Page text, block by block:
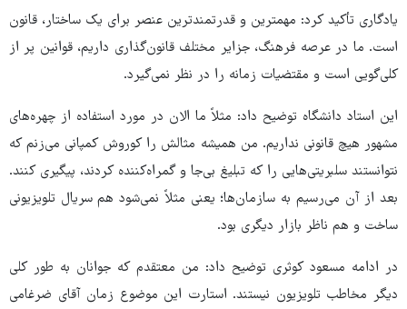
یادگاری تأکید کرد: مهمترین و قدرتمندترین عنصر برای یک ساختار، قانون
است. ما در عرصه فرهنگ، جزایر مختلف قانون‌گذاری داریم، قوانین پر از
کلی‌گویی است و مقتضیات زمانه را در نظر نمی‌گیرد.
این استاد دانشگاه توضیح داد: مثلاً ما الان در مورد استفاده از چهره‌های
مشهور هیچ قانونی نداریم. من همیشه مثالش را کوروش کمپانی می‌زنم که
نتوانستند سلبریتی‌هایی را که تبلیغ بی‌جا و گمراه‌کننده کردند، پیگیری کنند.
بعد از آن می‌رسیم به سازمان‌ها؛ یعنی مثلاً نمی‌شود هم سریال تلویزیونی
ساخت و هم ناظر بازار دیگری بود.
در ادامه مسعود کوثری توضیح داد: من معتقدم که جوانان به طور کلی
دیگر مخاطب تلویزیون نیستند. استارت این موضوع زمان آقای ضرغامی